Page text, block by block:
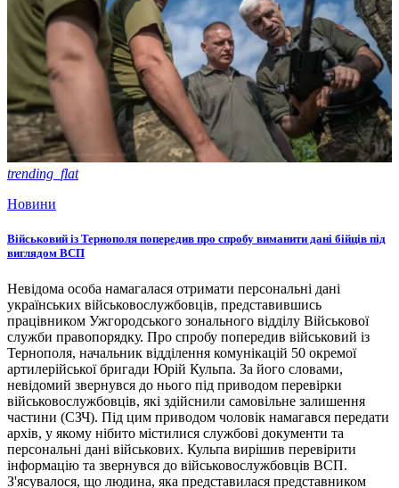
trending_flat
Новини
Військовий із Тернополя попередив про спробу виманити дані бійців під
виглядом ВСП
Невідома особа намагалася отримати персональні дані
українських військовослужбовців, представившись
працівником Ужгородського зонального відділу Військової
служби правопорядку. Про спробу попередив військовий із
Тернополя, начальник відділення комунікацій 50 окремої
артилерійської бригади Юрій Кульпа. За його словами,
невідомий звернувся до нього під приводом перевірки
військовослужбовців, які здійснили самовільне залишення
частини (СЗЧ). Під цим приводом чоловік намагався передати
архів, у якому нібито містилися службові документи та
персональні дані військових. Кульпа вирішив перевірити
інформацію та звернувся до військовослужбовців ВСП.
З'ясувалося, що людина, яка представилася представником